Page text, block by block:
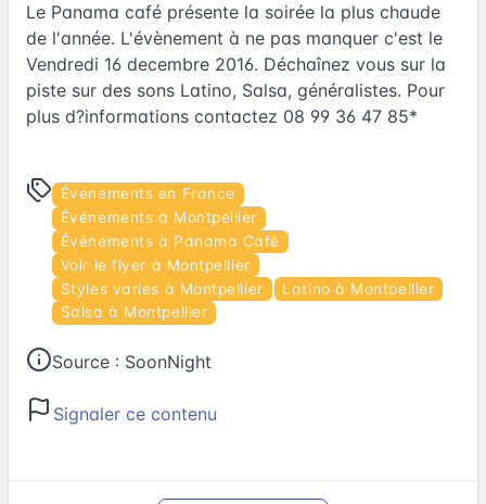
Le Panama café présente la soirée la plus chaude
de l'année. L'évènement à ne pas manquer c'est le
Vendredi 16 decembre 2016. Déchaînez vous sur la
piste sur des sons Latino, Salsa, généralistes. Pour
plus d?informations contactez 08 99 36 47 85*
Événements en France
Événements à Montpellier
Événements à Panama Café
Voir le flyer à Montpellier
Styles varies à Montpellier
Latino à Montpellier
Salsa à Montpellier
Source : SoonNight
Signaler ce contenu